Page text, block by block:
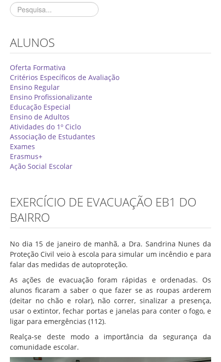
Alunos
Matrículas
Critérios Específicos de Avaliação
Ensino Profissionalizante
Horários
Educação Especial
Ensino de Adultos
Atividades do 1º Ciclo
Clubes & Projetos
Associação de Estudantes
Erasmus+
Manuais Escolares
Horários
Serviços
Secretarias
Bibliotecas
Reprografias/Papelarias
Bufetes/Bares
ALUNOS
Oferta Formativa
Critérios Específicos de Avaliação
Ensino Regular
Ensino Profissionalizante
Educação Especial
Ensino de Adultos
Atividades do 1º Ciclo
Associação de Estudantes
Exames
Erasmus+
Ação Social Escolar
EXERCÍCIO DE EVACUAÇÃO EB1 DO
BAIRRO
No dia 15 de janeiro de manhã, a Dra. Sandrina Nunes da
Proteção Civil veio à escola para simular um incêndio e para
falar das medidas de autoproteção.
As ações de evacuação foram rápidas e ordenadas. Os
alunos ficaram a saber o que fazer se as roupas arderem
(deitar no chão e rolar), não correr, sinalizar a presença,
usar o extintor, fechar portas e janelas para conter o fogo, e
ligar para emergências (112).
Realça-se deste modo a importância da segurança da
comunidade escolar.